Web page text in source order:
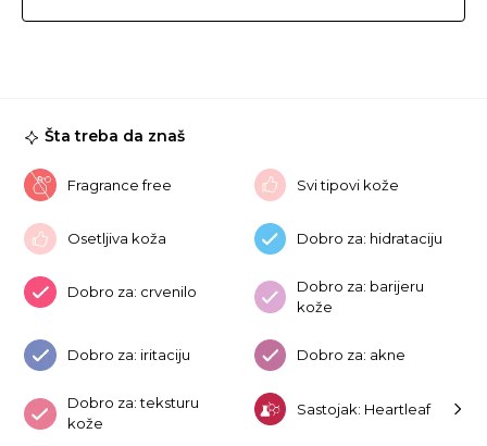
Šta treba da znaš
Fragrance free Svi tipovi kože
Osetljiva koža Dobro za: hidrataciju
Dobro za: crvenilo
Dobro za: barijeru
kože
Dobro za: iritaciju Dobro za: akne
Dobro za: teksturu
kože
Sastojak: Heartleaf